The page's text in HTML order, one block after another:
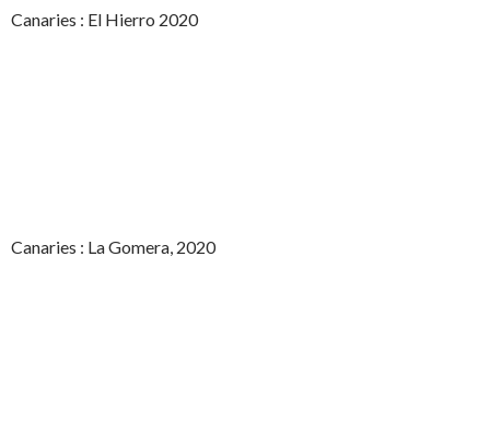
Canaries : El Hierro 2020
Canaries : La Gomera, 2020